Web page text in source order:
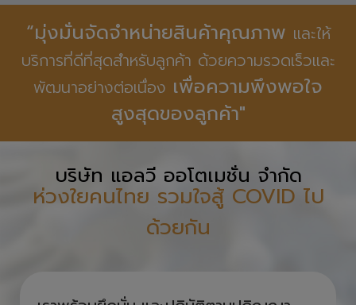
ประเทศ เยอรมนี ญี่ปุ่น ใต้หวัน สำหรับงานทางวิศวกรรม
จากประเทศผู้ผลิตชั้นนำของโลก เพื่อให้บริษัท ทางวิศวกรรม
ของไทยได้มีโอกาสใช้งานอุปกรณ์ที่ได้มาตรฐานสากล โดยมี
หลากหลายแบรนด์ให้ท่านเลือก อาทิเช่น Rexroth Bosch,
Aventics, ASCO Numatics, TOYO Actuator, TBI
Motion, CPC ซึ่งล้วนแล้วแต่เป็นยี่ห้อที่ได้รับความนิยมไปทั่ว
“มุ่งมั่นจัดจำหน่ายสินค้าคุณภาพและให้
บริการที่ดีที่สุดสำหรับลูกค้า ด้วยความรวดเร็วและ
พัฒนาอย่างต่อเนื่องเพื่อความพึงพอใจ